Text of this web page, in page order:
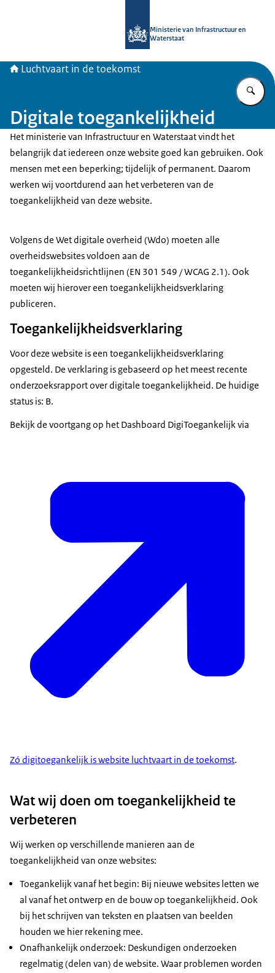
Ministerie van Infrastructuur en
Waterstaat
Luchtvaart in de toekomst
Digitale toegankelijkheid
Het ministerie van Infrastructuur en Waterstaat vindt het
belangrijk dat iedereen onze website goed kan gebruiken. Ook
mensen met een beperking; tijdelijk of permanent. Daarom
werken wij voortdurend aan het verbeteren van de
toegankelijkheid van deze website.
Volgens de Wet digitale overheid (Wdo) moeten alle
overheidswebsites voldoen aan de
toegankelijkheidsrichtlijnen (EN 301 549 / WCAG 2.1). Ook
moeten wij hierover een toegankelijkheidsverklaring
publiceren.
Toegankelijkheidsverklaring
Voor deze website is een toegankelijkheidsverklaring
opgesteld. De verklaring is gebaseerd op het meest recente
onderzoeksrapport over digitale toegankelijkheid. De huidige
status is: B.
Bekijk de voortgang op het Dashboard DigiToegankelijk via
Zó digitoegankelijk is website luchtvaart in de toekomst.
Wat wij doen om toegankelijkheid te
verbeteren
Wij werken op verschillende manieren aan de
toegankelijkheid van onze websites:
Toegankelijk vanaf het begin: Bij nieuwe websites letten we
al vanaf het ontwerp en de bouw op toegankelijkheid. Ook
bij het schrijven van teksten en plaatsen van beelden
houden we hier rekening mee.
Onafhankelijk onderzoek: Deskundigen onderzoeken
regelmatig (delen van) de website. Waar problemen worden